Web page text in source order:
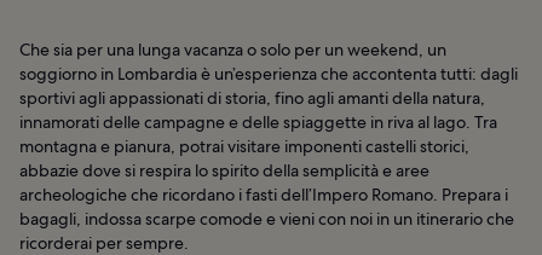
Che sia per una lunga vacanza o solo per un weekend, un
soggiorno in Lombardia è un’esperienza che accontenta tutti: dagli
sportivi agli appassionati di storia, fino agli amanti della natura,
innamorati delle campagne e delle spiaggette in riva al lago. Tra
montagna e pianura, potrai visitare imponenti castelli storici,
abbazie dove si respira lo spirito della semplicità e aree
archeologiche che ricordano i fasti dell’Impero Romano. Prepara i
bagagli, indossa scarpe comode e vieni con noi in un itinerario che
ricorderai per sempre.